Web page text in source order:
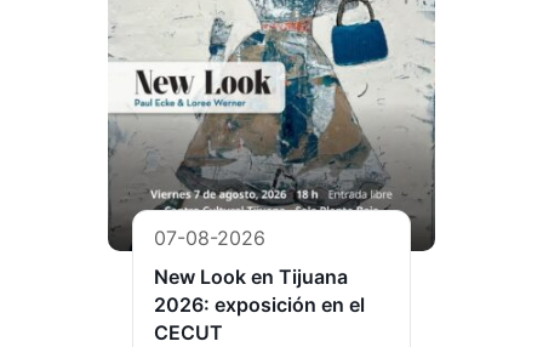
07-08-2026
New Look en Tijuana
2026: exposición en el
CECUT